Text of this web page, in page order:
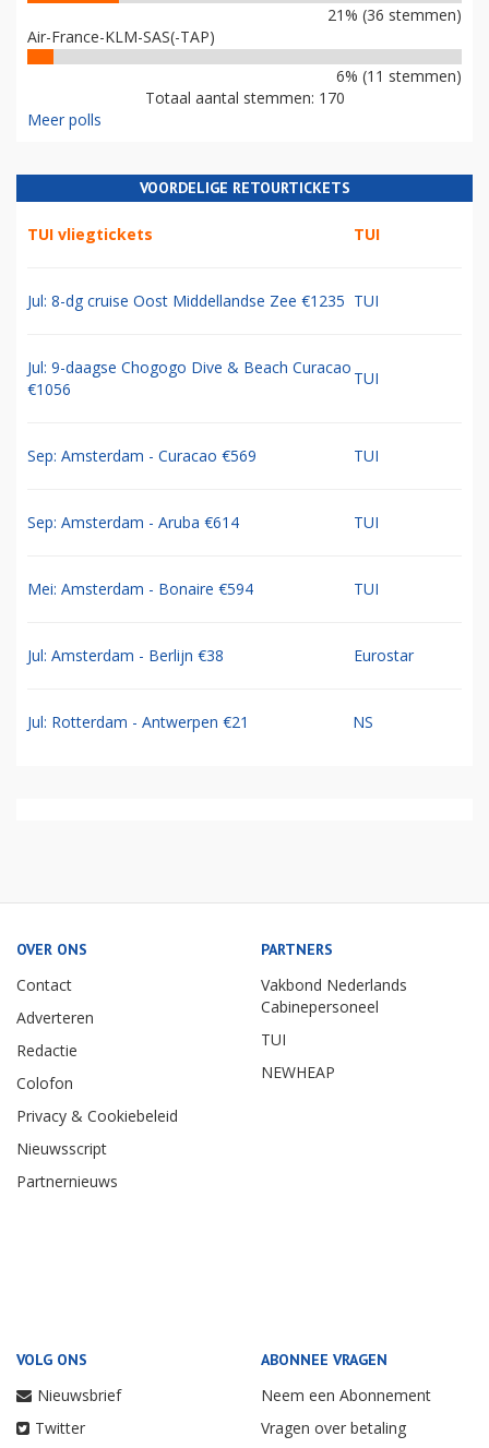
21% (36 stemmen)
Air-France-KLM-SAS(-TAP)
6% (11 stemmen)
Totaal aantal stemmen: 170
Meer polls
VOORDELIGE RETOURTICKETS
TUI vliegtickets TUI
Jul: 8-dg cruise Oost Middellandse Zee €1235 TUI
Jul: 9-daagse Chogogo Dive & Beach Curacao
€1056
TUI
Sep: Amsterdam - Curacao €569 TUI
Sep: Amsterdam - Aruba €614 TUI
Mei: Amsterdam - Bonaire €594 TUI
Jul: Amsterdam - Berlijn €38 Eurostar
Jul: Rotterdam - Antwerpen €21 NS
OVER ONS
Contact
Adverteren
Redactie
Colofon
Privacy & Cookiebeleid
Nieuwsscript
Partnernieuws
PARTNERS
Vakbond Nederlands
Cabinepersoneel
TUI
NEWHEAP
VOLG ONS
Nieuwsbrief
Twitter
ABONNEE VRAGEN
Neem een Abonnement
Vragen over betaling